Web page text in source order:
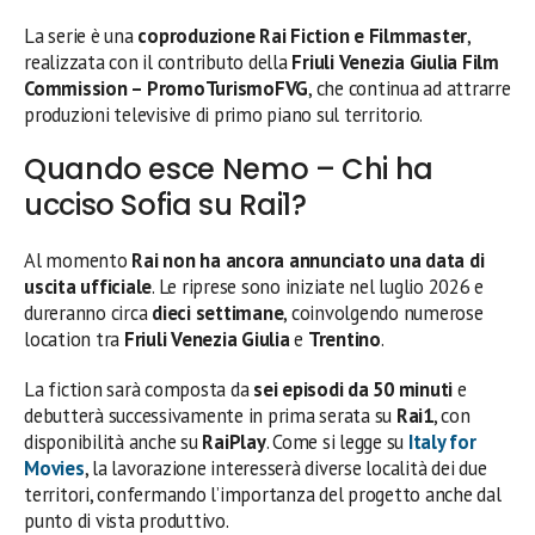
La serie è unacoproduzione Rai Fiction e Filmmaster,
realizzata con il contributo dellaFriuli Venezia Giulia Film
Commission – PromoTurismoFVG, che continua ad attrarre
produzioni televisive di primo piano sul territorio.
Quando esce Nemo – Chi ha
ucciso Sofia su Rai1?
Al momento Rai non ha ancora annunciato una data di
uscita ufficiale. Le riprese sono iniziate nel luglio 2026 e
dureranno circadieci settimane, coinvolgendo numerose
location tra Friuli Venezia Giuliae Trentino.
La fiction sarà composta dasei episodi da 50 minutie
debutterà successivamente in prima serata su Rai1, con
disponibilità anche suRaiPlay. Come si legge su Italy for
Movies, la lavorazione interesserà diverse località dei due
territori, confermando l’importanza del progetto anche dal
punto di vista produttivo.